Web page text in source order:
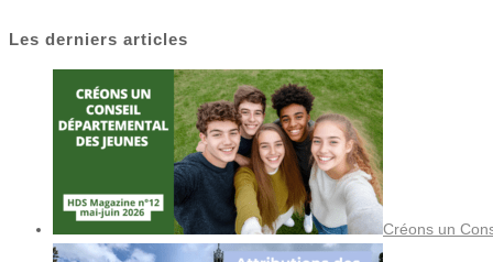
Les derniers articles
Créons un